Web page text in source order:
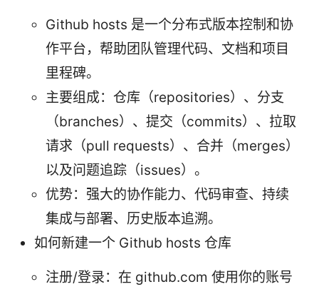
Github hosts 是一个分布式版本控制和协
作平台，帮助团队管理代码、文档和项目
里程碑。
主要组成：仓库（repositories）、分支
（branches）、提交（commits）、拉取
请求（pull requests）、合并（merges）
以及问题追踪（issues）。
优势：强大的协作能力、代码审查、持续
集成与部署、历史版本追溯。
如何新建一个 Github hosts 仓库
注册/登录：在 github.com 使用你的账号